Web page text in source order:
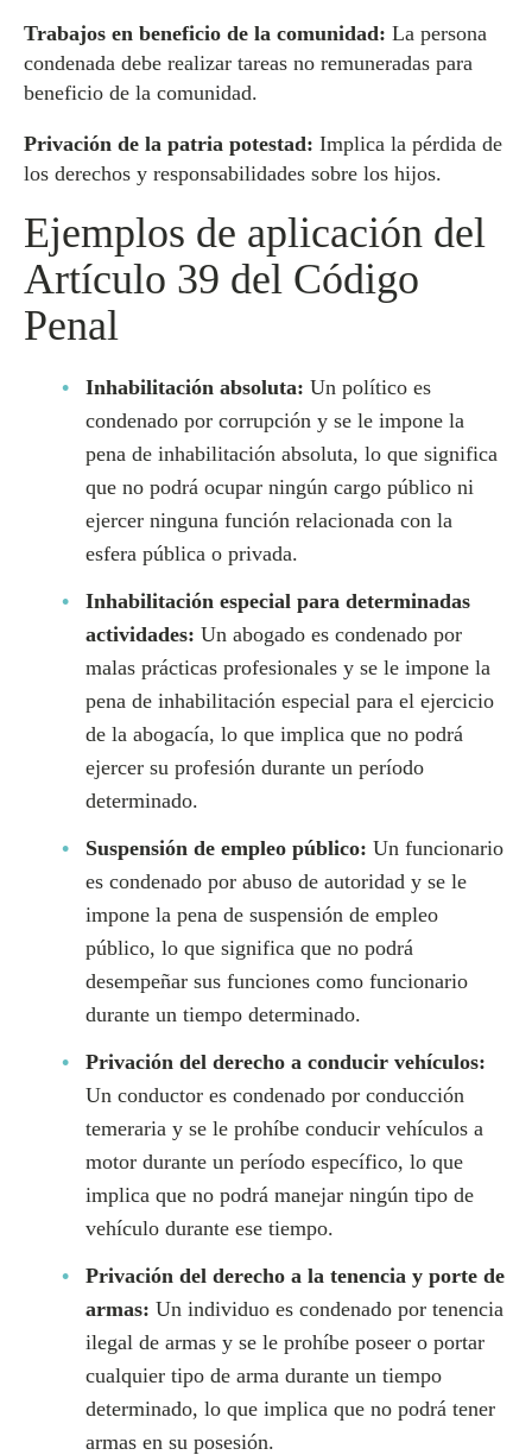
Trabajos en beneficio de la comunidad: La persona
condenada debe realizar tareas no remuneradas para
beneficio de la comunidad.
Privación de la patria potestad: Implica la pérdida de
los derechos y responsabilidades sobre los hijos.
Ejemplos de aplicación del
Artículo 39 del Código
Penal
Inhabilitación absoluta: Un político es
condenado por corrupción y se le impone la
pena de inhabilitación absoluta, lo que significa
que no podrá ocupar ningún cargo público ni
ejercer ninguna función relacionada con la
esfera pública o privada.
Inhabilitación especial para determinadas
actividades: Un abogado es condenado por
malas prácticas profesionales y se le impone la
pena de inhabilitación especial para el ejercicio
de la abogacía, lo que implica que no podrá
ejercer su profesión durante un período
determinado.
Suspensión de empleo público: Un funcionario
es condenado por abuso de autoridad y se le
impone la pena de suspensión de empleo
público, lo que significa que no podrá
desempeñar sus funciones como funcionario
durante un tiempo determinado.
Privación del derecho a conducir vehículos:
Un conductor es condenado por conducción
temeraria y se le prohíbe conducir vehículos a
motor durante un período específico, lo que
implica que no podrá manejar ningún tipo de
vehículo durante ese tiempo.
Privación del derecho a la tenencia y porte de
armas: Un individuo es condenado por tenencia
ilegal de armas y se le prohíbe poseer o portar
cualquier tipo de arma durante un tiempo
determinado, lo que implica que no podrá tener
armas en su posesión.